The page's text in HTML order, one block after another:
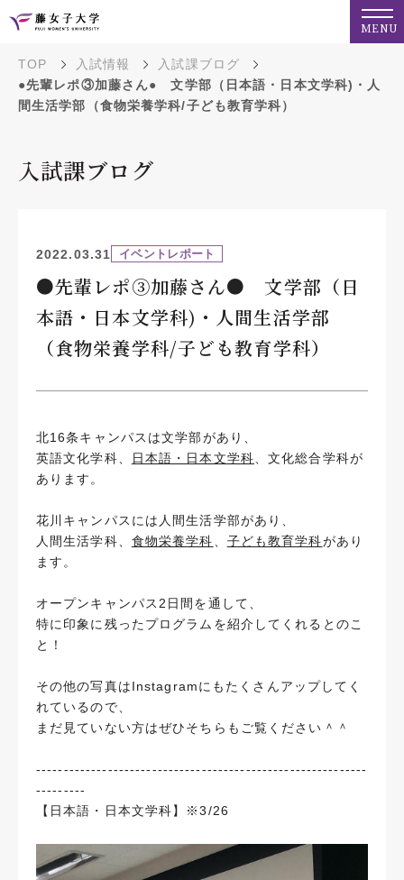
MENU
TOP 入試情報
入試課ブログ
●先輩レポ③加藤さん● 文学部（日本語・日本文学科)・人
間生活学部（食物栄養学科/子ども教育学科）
入試課ブログ
2022.03.31 イベントレポート
●先輩レポ③加藤さん● 文学部（日
本語・日本文学科)・人間生活学部
（食物栄養学科/子ども教育学科）
北16条キャンパスは文学部があり、
英語文化学科、
日本語・日本文学科 、文化総合学科が
あります。
花川キャンパスには人間生活学部があり、
人間生活学科、 食物栄養学科 子ども教育学科があり
ます。
オープンキャンパス2日間を通して、
特に印象に残ったプログラムを紹介してくれるとのこ
と！
その他の写真はInstagramにもたくさんアップしてく
れているので、
まだ見ていない方はぜひそちらもご覧ください＾＾
------------------------------------------------------------
---------
【日本語・日本文学科】※3/26